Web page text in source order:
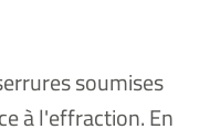
soumises
à l'effraction. En